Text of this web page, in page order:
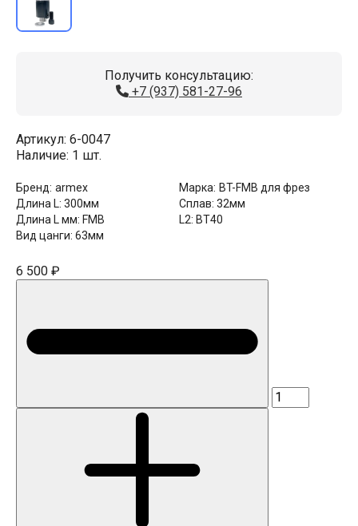
Получить консультацию:
+7 (937) 581-27-96
Артикул: 6-0047
Наличие: 1 шт.
Бренд: armex Марка: BT-FMB для фрез
Длина L: 300мм Сплав: 32мм
Длина L мм: FMB L2: BT40
Вид цанги: 63мм
6 500 ₽